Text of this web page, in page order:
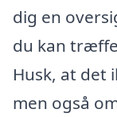
dig en
du kan
Husk, at det
men også